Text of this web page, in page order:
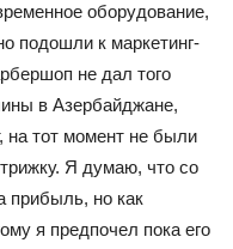
оборудование,
подошли к маркетинг-
не дал того
в Азербайджане,
на тот момент не были
Я думаю, что со
прибыль, но как
я предпочел пока его